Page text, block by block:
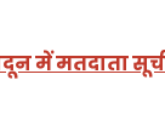
में मतदाता